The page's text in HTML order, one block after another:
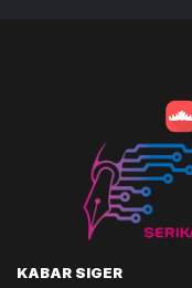
KABAR SIGER